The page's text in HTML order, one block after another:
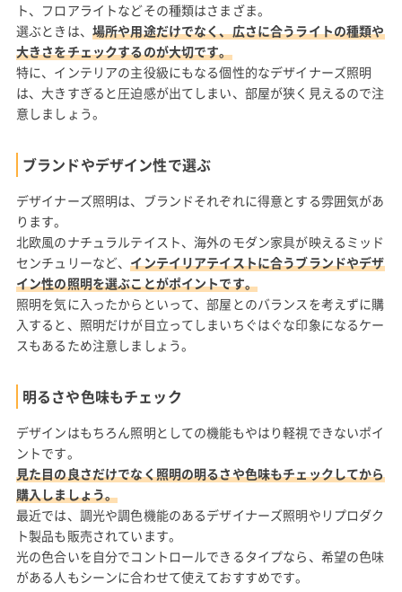
ト、フロアライトなどその種類はさまざま。
選ぶときは、 場所や用途だけでなく、広さに合うライトの種類や
大きさをチェックするのが大切です。
特に、インテリアの主役級にもなる個性的なデザイナーズ照明
は、大きすぎると圧迫感が出てしまい、部屋が狭く見えるので注
意しましょう。
ブランドやデザイン性で選ぶ
デザイナーズ照明は、ブランドそれぞれに得意とする雰囲気があ
ります。
北欧風のナチュラルテイスト、海外のモダン家具が映えるミッド
センチュリーなど、インテイリアテイストに合うブランドやデザ
イン性の照明を選ぶことがポイントです。
照明を気に入ったからといって、部屋とのバランスを考えずに購
入すると、照明だけが目立ってしまいちぐはぐな印象になるケー
スもあるため注意しましょう。
明るさや色味もチェック
デザインはもちろん照明としての機能もやはり軽視できないポイ
ントです。
見た目の良さだけでなく照明の明るさや色味もチェックしてから
購入しましょう。
最近では、調光や調色機能のあるデザイナーズ照明やリプロダク
ト製品も販売されています。
光の色合いを自分でコントロールできるタイプなら、希望の色味
がある人もシーンに合わせて使えておすすめです。